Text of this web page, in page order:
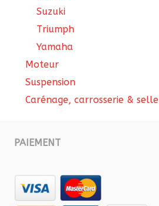
Suzuki
Triumph
Yamaha
Moteur
Suspension
Carénage, carrosserie & selle
PAIEMENT